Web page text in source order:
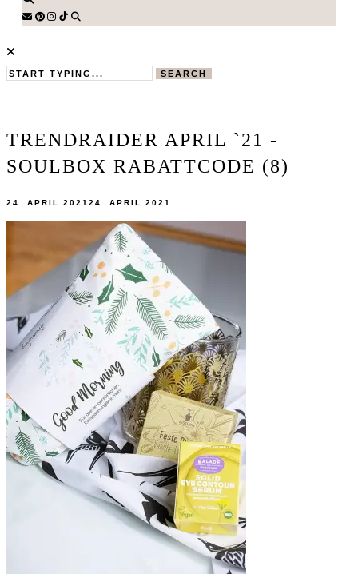
SEARCH
TRENDRAIDER APRIL `21 -
SOULBOX RABATTCODE (8)
24. APRIL 2021 24. APRIL 2021